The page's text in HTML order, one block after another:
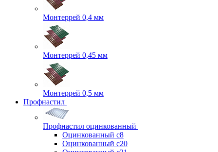
Монтеррей 0,4 мм
Монтеррей 0,45 мм
Монтеррей 0,5 мм
Профнастил
Профнастил оцинкованный
Оцинкованный с8
Оцинкованный с20